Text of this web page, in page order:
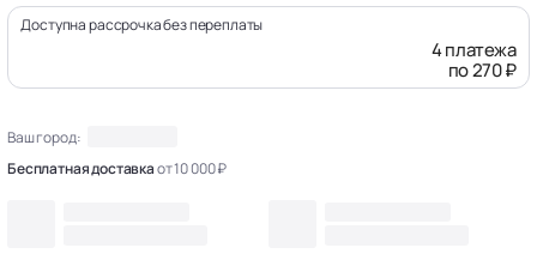
Доступна рассрочка без переплаты
4 платежа
по 270 ₽
Ваш город:
Бесплатная доставкаот 10 000 ₽